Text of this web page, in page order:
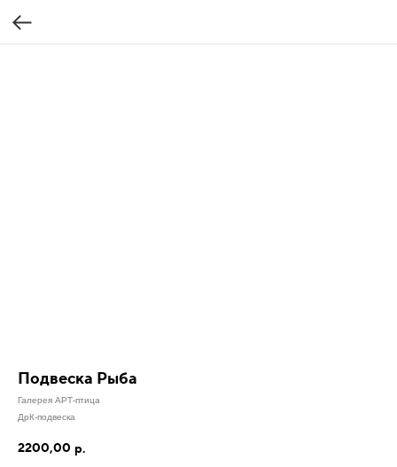
Подвеска Рыба
Галерея АРТ-птица
ДрК-подвеска
2200,00 р.